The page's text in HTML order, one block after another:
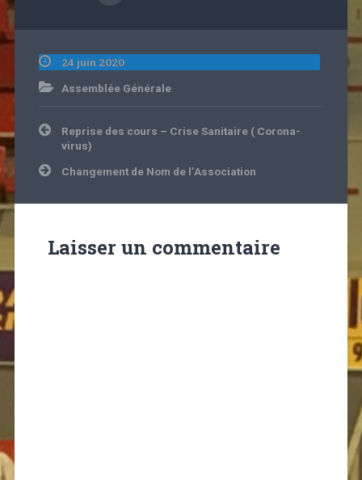
24 juin 2020
Assemblée Générale
Navigation
de
l’article
Reprise des cours – Crise Sanitaire ( Corona-
virus)
Changement de Nom de l’Association
Laisser un commentaire